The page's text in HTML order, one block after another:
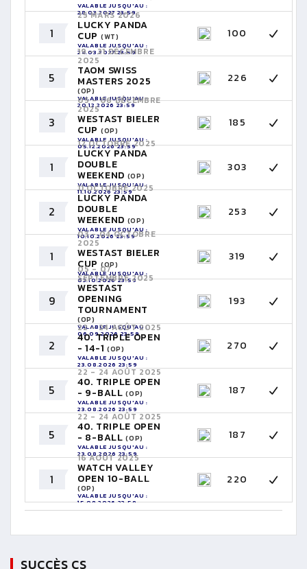
VALABLE JUSQU'AU :
28.03.2027 23:59
1
25 MARS 2026
LUCKY PANDA
CUP (WT)
VALABLE JUSQU'AU :
24.03.2027 23:59
100
5
19 - 21 DÉCEMBRE
2025
TAOM SWISS
MASTERS 2025
(OP)
VALABLE JUSQU'AU :
20.12.2026 23:59
226
3
05 - 06 DÉCEMBRE
2025
WESTAST BIELER
CUP (OP)
VALABLE JUSQU'AU :
05.12.2026 23:59
185
1
12 OCTOBRE 2025
LUCKY PANDA
DOUBLE
WEEKEND (OP)
VALABLE JUSQU'AU :
11.10.2026 23:59
303
2
11 OCTOBRE 2025
LUCKY PANDA
DOUBLE
WEEKEND (OP)
VALABLE JUSQU'AU :
10.10.2026 23:59
253
1
03 - 04 OCTOBRE
2025
WESTAST BIELER
CUP (OP)
VALABLE JUSQU'AU :
03.10.2026 23:59
319
9
05 - 07
SEPTEMBRE 2025
WESTAST
OPENING
TOURNAMENT
(OP)
VALABLE JUSQU'AU :
06.09.2026 23:59
193
2
22 - 24 AOÛT 2025
40. TRIPLE OPEN
- 14-1 (OP)
VALABLE JUSQU'AU :
23.08.2026 23:59
270
5
22 - 24 AOÛT 2025
40. TRIPLE OPEN
- 9-BALL(OP)
VALABLE JUSQU'AU :
23.08.2026 23:59
187
5
22 - 24 AOÛT 2025
40. TRIPLE OPEN
- 8-BALL(OP)
VALABLE JUSQU'AU :
23.08.2026 23:59
187
1
16 AOÛT 2025
WATCH VALLEY
OPEN 10-BALL
(OP)
VALABLE JUSQU'AU :
15.08.2026 23:59
220
SUCCÈS CS